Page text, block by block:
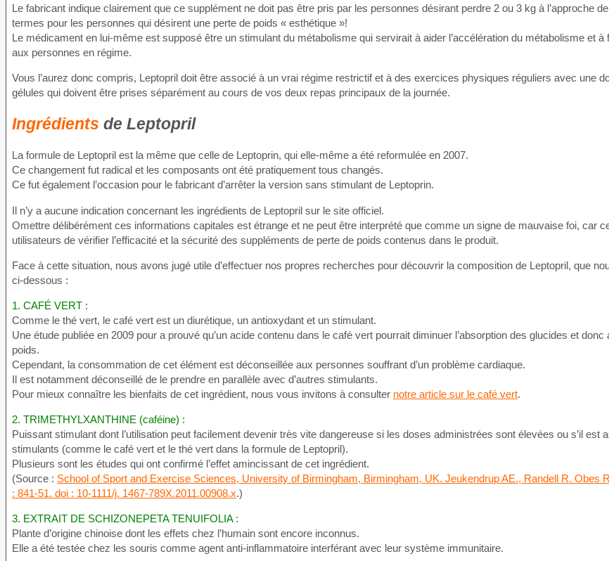
Le fabricant indique clairement que ce supplément ne doit pas être pris par les personnes désirant perdre 2 ou 3 kg à l’approche de
termes pour les personnes qui désirent une perte de poids « esthétique »!
Le médicament en lui-même est supposé être un stimulant du métabolisme qui servirait à aider l’accélération du métabolisme et à
aux personnes en régime.
Vous l’aurez donc compris, Leptopril doit être associé à un vrai régime restrictif et à des exercices physiques réguliers avec une
gélules qui doivent être prises séparément au cours de vos deux repas principaux de la journée.
Ingrédients de Leptopril
La formule de Leptopril est la même que celle de Leptoprin, qui elle-même a été reformulée en 2007.
Ce changement fut radical et les composants ont été pratiquement tous changés.
Ce fut également l’occasion pour le fabricant d’arrêter la version sans stimulant de Leptoprin.
Il n’y a aucune indication concernant les ingrédients de Leptopril sur le site officiel.
Omettre délibérément ces informations capitales est étrange et ne peut être interprété que comme un signe de mauvaise foi, car
utilisateurs de vérifier l’efficacité et la sécurité des suppléments de perte de poids contenus dans le produit.
Face à cette situation, nous avons jugé utile d’effectuer nos propres recherches pour découvrir la composition de Leptopril, que
ci-dessous :
1. CAFÉ VERT :
Comme le thé vert, le café vert est un diurétique, un antioxydant et un stimulant.
Une étude publiée en 2009 pour a prouvé qu’un acide contenu dans le café vert pourrait diminuer l’absorption des glucides et donc
poids.
Cependant, la consommation de cet élément est déconseillée aux personnes souffrant d’un problème cardiaque.
Il est notamment déconseillé de le prendre en parallèle avec d’autres stimulants.
Pour mieux connaître les bienfaits de cet ingrédient, nous vous invitons à consulter notre article sur le café vert.
2. TRIMETHYLXANTHINE (caféine) :
Puissant stimulant dont l’utilisation peut facilement devenir très vite dangereuse si les doses administrées sont élevées ou s’il est
stimulants (comme le café vert et le thé vert dans la formule de Leptopril).
Plusieurs sont les études qui ont confirmé l’effet amincissant de cet ingrédient.
(Source : School of Sport and Exercise Sciences, University of Birmingham, Birmingham, UK. Jeukendrup AE., Randell R. Obes
: 841-51. doi : 10-1111/j. 1467-789X.2011.00908.x.)
3. EXTRAIT DE SCHIZONEPETA TENUIFOLIA :
Plante d’origine chinoise dont les effets chez l’humain sont encore inconnus.
Elle a été testée chez les souris comme agent anti-inflammatoire interférant avec leur système immunitaire.